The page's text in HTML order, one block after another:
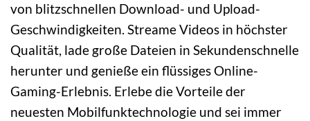
von blitzschnellen Download- und Upload-
Geschwindigkeiten. Streame Videos in höchster
Qualität, lade große Dateien in Sekundenschnelle
herunter und genieße ein flüssiges Online-
Gaming-Erlebnis. Erlebe die Vorteile der
neuesten Mobilfunktechnologie und sei immer